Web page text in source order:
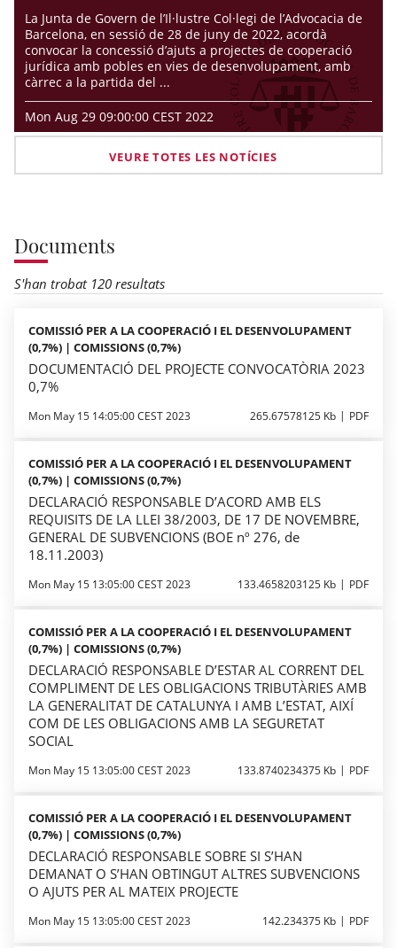
La Junta de Govern de l’Il·lustre Col·legi de l’Advocacia de
Barcelona, en sessió de 28 de juny de 2022, acordà
convocar la concessió d’ajuts a projectes de cooperació
jurídica amb pobles en vies de desenvolupament, amb
càrrec a la partida del ...
Mon Aug 29 09:00:00 CEST 2022
VEURE TOTES LES NOTÍCIES
Documents
S'han trobat 120 resultats
COMISSIÓ PER A LA COOPERACIÓ I EL DESENVOLUPAMENT
(0,7%) | COMISSIONS (0,7%)
DOCUMENTACIÓ DEL PROJECTE CONVOCATÒRIA 2023
0,7%
Mon May 15 14:05:00 CEST 2023 265.67578125 Kb PDF
COMISSIÓ PER A LA COOPERACIÓ I EL DESENVOLUPAMENT
(0,7%) | COMISSIONS (0,7%)
DECLARACIÓ RESPONSABLE D’ACORD AMB ELS
REQUISITS DE LA LLEI 38/2003, DE 17 DE NOVEMBRE,
GENERAL DE SUBVENCIONS (BOE nº 276, de
18.11.2003)
Mon May 15 13:05:00 CEST 2023 133.4658203125 Kb PDF
COMISSIÓ PER A LA COOPERACIÓ I EL DESENVOLUPAMENT
(0,7%) | COMISSIONS (0,7%)
DECLARACIÓ RESPONSABLE D’ESTAR AL CORRENT DEL
COMPLIMENT DE LES OBLIGACIONS TRIBUTÀRIES AMB
LA GENERALITAT DE CATALUNYA I AMB L’ESTAT, AIXÍ
COM DE LES OBLIGACIONS AMB LA SEGURETAT
SOCIAL
Mon May 15 13:05:00 CEST 2023 133.8740234375 Kb PDF
COMISSIÓ PER A LA COOPERACIÓ I EL DESENVOLUPAMENT
(0,7%) | COMISSIONS (0,7%)
DECLARACIÓ RESPONSABLE SOBRE SI S’HAN
DEMANAT O S’HAN OBTINGUT ALTRES SUBVENCIONS
O AJUTS PER AL MATEIX PROJECTE
Mon May 15 13:05:00 CEST 2023 142.234375 Kb PDF